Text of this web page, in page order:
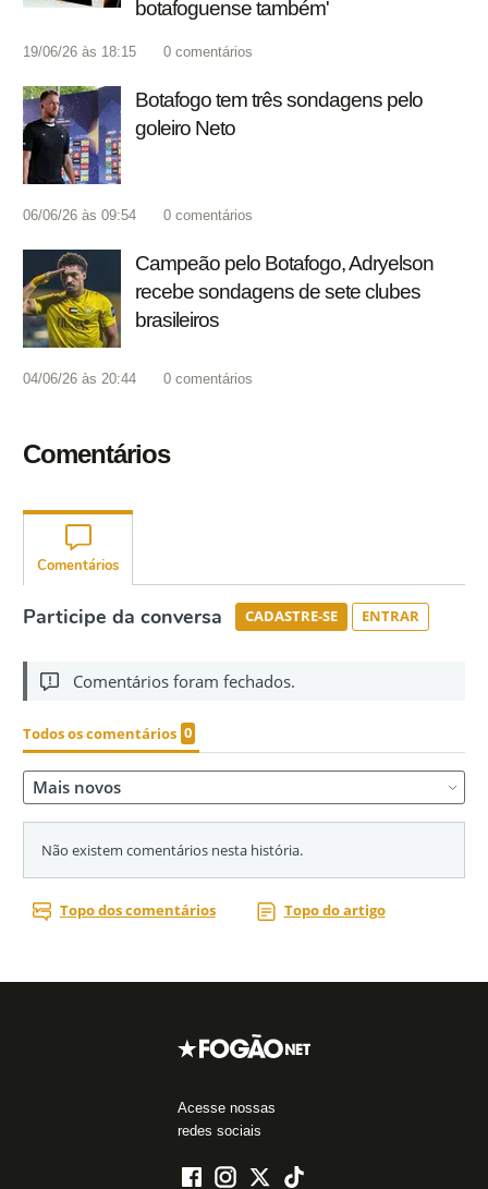
botafoguense também'
19/06/26 às 18:15 0 comentários
Botafogo tem três sondagens pelo
goleiro Neto
06/06/26 às 09:54 0 comentários
Campeão pelo Botafogo, Adryelson
recebe sondagens de sete clubes
brasileiros
04/06/26 às 20:44 0 comentários
Comentários
Acesse nossas
redes sociais